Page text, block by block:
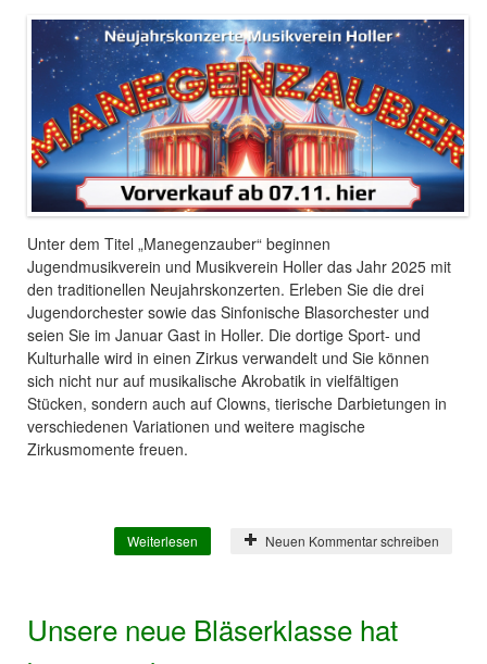
Unter dem Titel „Manegenzauber“ beginnen
Jugendmusikverein und Musikverein Holler das Jahr 2025 mit
den traditionellen Neujahrskonzerten. Erleben Sie die drei
Jugendorchester sowie das Sinfonische Blasorchester und
seien Sie im Januar Gast in Holler. Die dortige Sport- und
Kulturhalle wird in einen Zirkus verwandelt und Sie können
sich nicht nur auf musikalische Akrobatik in vielfältigen
Stücken, sondern auch auf Clowns, tierische Darbietungen in
verschiedenen Variationen und weitere magische
Zirkusmomente freuen.
Weiterlesen über Manegenzauber 2025
Neuen Kommentar schreiben
Unsere neue Bläserklasse hat